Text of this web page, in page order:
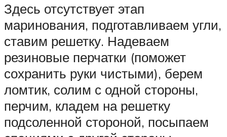
Здесь отсутствует этап
маринования, подготавливаем угли,
ставим решетку. Надеваем
резиновые перчатки (поможет
сохранить руки чистыми), берем
ломтик, солим с одной стороны,
перчим, кладем на решетку
подсоленной стороной, посыпаем